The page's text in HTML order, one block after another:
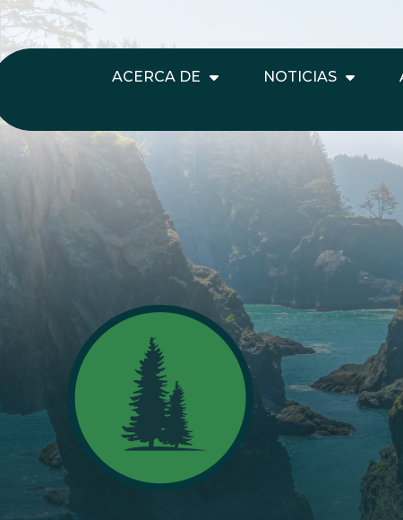
ACERCA DE NOTICIAS